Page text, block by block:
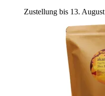
Zustellung bis 13. August